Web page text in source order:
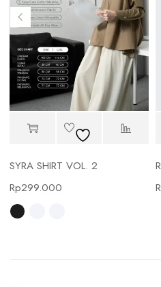
SYRA SHIRT VOL. 2
Rp299.000